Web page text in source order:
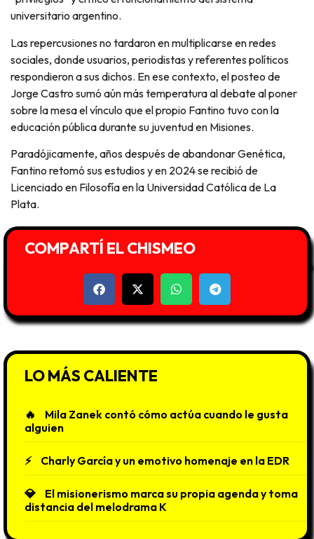
universitario argentino.
Las repercusiones no tardaron en multiplicarse en redes
sociales, donde usuarios, periodistas y referentes políticos
respondieron a sus dichos. En ese contexto, el posteo de
Jorge Castro sumó aún más temperatura al debate al poner
sobre la mesa el vínculo que el propio Fantino tuvo con la
educación pública durante su juventud en Misiones.
Paradójicamente, años después de abandonar Genética,
Fantino retomó sus estudios y en 2024 se recibió de
Licenciado en Filosofía en la Universidad Católica de La
Plata.
COMPARTÍ EL CHISMEO
LO MÁS CALIENTE
Mila Zanek contó cómo actúa cuando le gusta
alguien
Charly García y un emotivo homenaje en la EDR
El misionerismo marca su propia agenda y toma
distancia del melodrama K